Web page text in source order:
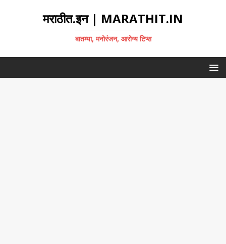
मराठीत.इन | MARATHIT.IN
बातम्या, मनोरंजन, आरोग्य टिप्स